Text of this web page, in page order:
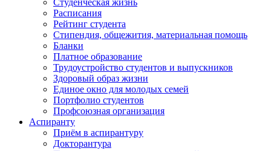
Студенческая жизнь
Расписания
Рейтинг студента
Стипендия, общежития, материальная помощь
Бланки
Платное образование
Трудоустройство студентов и выпускников
Здоровый образ жизни
Единое окно для молодых семей
Портфолио студентов
Профсоюзная организация
Аспиранту
Приём в аспирантуру
Докторантура